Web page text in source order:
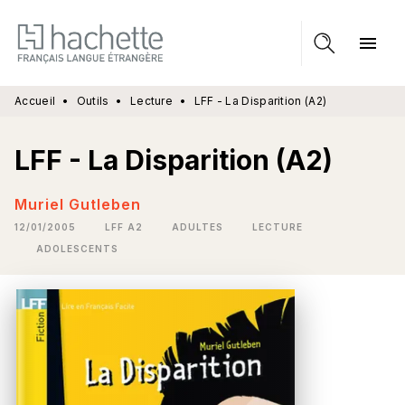
MENU RECHERCHE
CONTENU
PIED DE PAGE
menu
Accueil • Outils • Lecture • LFF - La Disparition (A2)
LFF - La Disparition (A2)
Muriel Gutleben
12/01/2005 LFF A2 ADULTES LECTURE
ADOLESCENTS